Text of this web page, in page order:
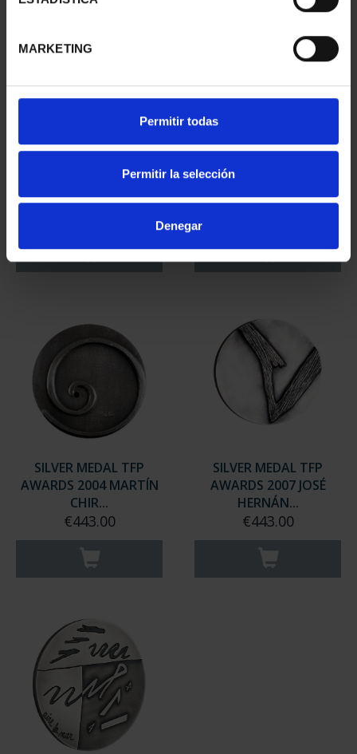
MARKETING
Permitir todas
Permitir la selección
Denegar
AWARDS 2002
CANOGAR
AWARDS 2003 ANTONI
CLAV...
SILVER MEDAL TFP
AWARDS 2004 MARTÍN
CHIR...
€443.00
SILVER MEDAL TFP
AWARDS 2007 JOSÉ
HERNÁN...
€443.00